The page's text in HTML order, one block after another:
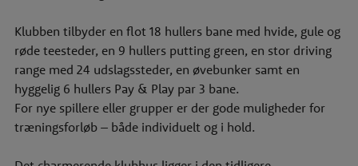
Klubben tilbyder en flot 18 hullers bane med hvide, gule og
røde teesteder, en 9 hullers putting green, en stor driving
range med 24 udslagssteder, en øvebunker samt en
hyggelig 6 hullers Pay & Play par 3 bane.
For nye spillere eller grupper er der gode muligheder for
træningsforløb – både individuelt og i hold.